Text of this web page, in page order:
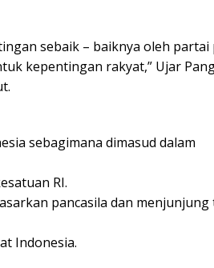
sebaik – baiknya oleh
kepentingan rakyat,” Ujar
sebagimana dimasud dalam
RI.
pancasila dan
Indonesia.